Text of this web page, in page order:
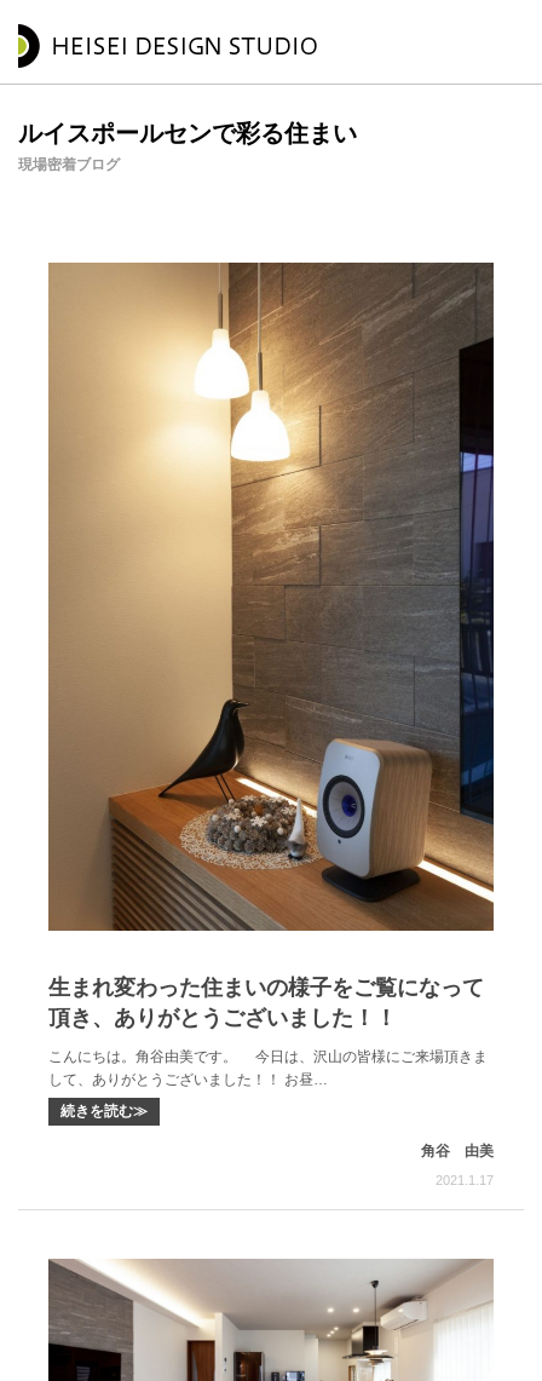
ルイスポールセンで彩る住まい
現場密着ブログ
生まれ変わった住まいの様子をご覧になって
頂き、ありがとうございました！！
こんにちは。角谷由美です。 今日は、沢山の皆様にご来場頂きま
して、ありがとうございました！！ お昼…
続きを読む≫
角谷 由美
2021.1.17